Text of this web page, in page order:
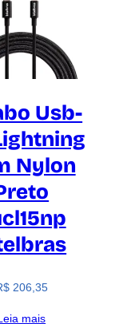
Usb-
Nylon
206,35
mais